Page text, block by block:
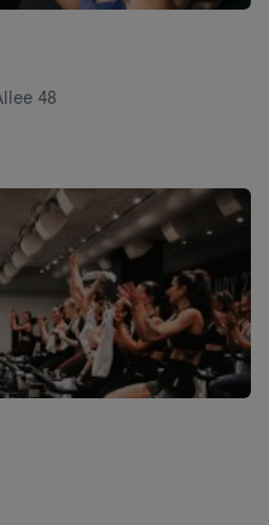
48